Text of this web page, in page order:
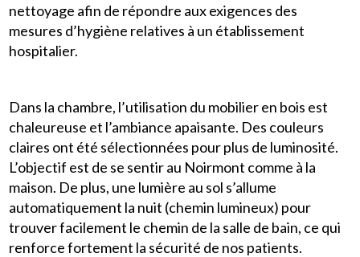
nettoyage afin de répondre aux exigences des
mesures d’hygiène relatives à un établissement
hospitalier.
Dans la chambre, l’utilisation du mobilier en bois est
chaleureuse et l’ambiance apaisante. Des couleurs
claires ont été sélectionnées pour plus de luminosité.
L’objectif est de se sentir au Noirmont comme à la
maison. De plus, une lumière au sol s’allume
automatiquement la nuit (chemin lumineux) pour
trouver facilement le chemin de la salle de bain, ce qui
renforce fortement la sécurité de nos patients.